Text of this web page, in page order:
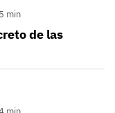
5 min
de las